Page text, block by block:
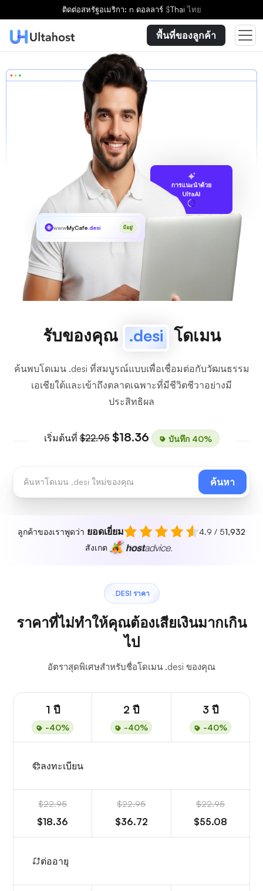
ติดต่อสหรัฐอเมริกา: n ดอลลาร์ $Thaiไทย
พื้นที่ของลูกค้า
การแนะนำด้วย
UltaAI
wwwMyCafe.desi มีอยู่!
รับของคุณ .desi โดเมน
ค้นพบโดเมน .desi ที่สมบูรณ์แบบเพื่อเชื่อมต่อกับวัฒนธรรม
เอเชียใต้และเข้าถึงตลาดเฉพาะที่มีชีวิตชีวาอย่างมี
ประสิทธิผล
เริ่มต้นที่$22.95 $18.36 บันทึก 40%
ค้นหา
ลูกค้าของเราพูดว่า ยอดเยี่ยม 4.9 / 51,932
สังเกต
.DESI ราคา
ราคาที่ไม่ทำให้คุณต้องเสียเงินมากเกิน
ไป
อัตราสุดพิเศษสำหรับชื่อโดเมน .desi ของคุณ
1 ปี
-40%
2 ปี
-40%
3 ปี
-40%
ลงทะเบียน
$22.95
$18.36
$22.95
$36.72
$22.95
$55.08
ต่ออายุ